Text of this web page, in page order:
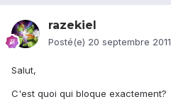
razekiel
Posté(e) 20 septembre 2011
Salut,
C'est quoi qui bloque exactement?